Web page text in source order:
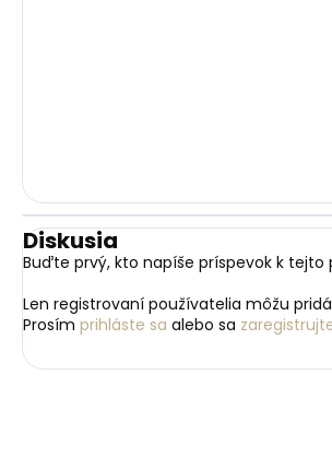
Diskusia
Buďte prvý, kto napíše príspevok k tejto
Len registrovaní používatelia môžu
Prosím prihláste sa alebo sa